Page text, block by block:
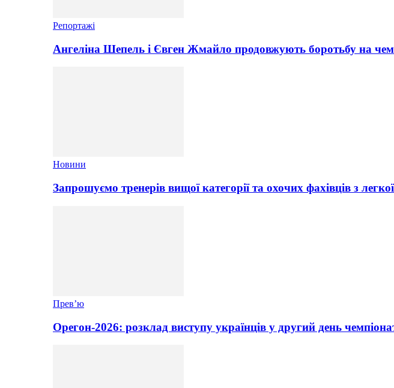
Репортажі
Ангеліна Шепель і Євген Жмайло продовжують боротьбу на
Новини
Запрошуємо тренерів вищої категорії та охочих фахівців з
Прев’ю
Орегон-2026: розклад виступу українців у другий день